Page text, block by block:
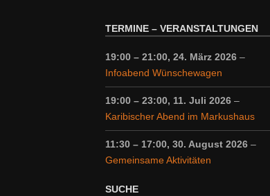
TERMINE – VERANSTALTUNGEN
19:00 – 21:00, 24. März 2026 –
Infoabend Wünschewagen
19:00 – 23:00, 11. Juli 2026 –
Karibischer Abend im Markushaus
11:30 – 17:00, 30. August 2026 –
Gemeinsame Aktivitäten
SUCHE